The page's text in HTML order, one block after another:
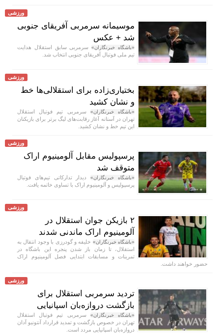
ورزشی
موسیمانه سرمربی آفریقای جنوبی
شد + عکس
«باشگاه خبرنگاران»سرمربی سابق استقلال هدایت
تیم ملی فوتبال آفریقای جنوبی انتخاب شد.
ورزشی
بختیاری‌زاده برای استقلالی‌ها خط
و نشان کشید
«باشگاه خبرنگاران» سرمربی تیم فوتبال استقلال
تهران در آستانه آغاز رقابت‌های لیگ برتر برای بازیکنان
این تیم خط و نشان کشید.
ورزشی
پرسپولیس مقابل آلومینیوم اراک
متوقف شد
«باشگاه خبرنگاران»دیدار تدارکاتی تیم‌های فوتبال
پرسپولیس و آلومینیوم اراک با تساوی خاتمه یافت.
ورزشی
۲ بازیکن جوان استقلال در
آلومینیوم اراک ماندنی شدند
«باشگاه خبرنگاران» خلیفه و گودرزی با وجود انتقال به
استقلال، تا زمان باز شدن پنجره این باشگاه در
تمرینات و مسابقات ابتدایی فصل آلومینیوم اراک
حضور خواهند داشت.
ورزشی
تردید سرمربی استقلال برای
بازگشت دروازه‌بان اسپانیایی
«باشگاه خبرنگاران» سرمربی تیم فوتبال استقلال
تهران در خصوص بازگشت و تمدید قرارداد آنتونیو آدان
دروازه‌بان اسپانیایی مردد است.